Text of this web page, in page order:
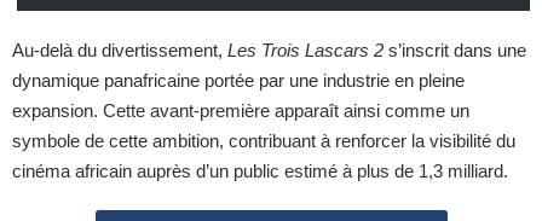
Au-delà du divertissement, Les Trois Lascars 2 s’inscrit dans une
dynamique panafricaine portée par une industrie en pleine
expansion. Cette avant-première apparaît ainsi comme un
symbole de cette ambition, contribuant à renforcer la visibilité du
cinéma africain auprès d’un public estimé à plus de 1,3 milliard.